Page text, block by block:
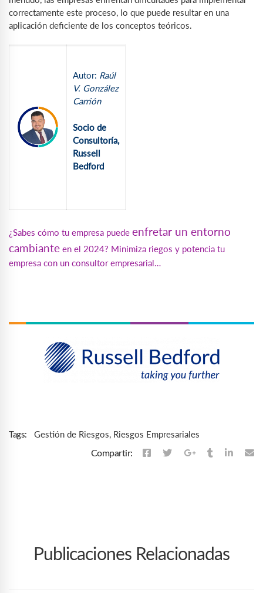
correctamente este proceso, lo que puede resultar en una
aplicación deficiente de los conceptos teóricos.
Autor: Raúl
V. González
Carrión
Socio de
Consultoría,
Russell
Bedford
¿Sabes cómo tu empresa puede enfretar un entorno
cambiante en el 2024? Minimiza riegos y potencia tu
empresa con un consultor empresarial…
Tags: Gestión de Riesgos, Riesgos Empresariales
Compartir:
Publicaciones Relacionadas